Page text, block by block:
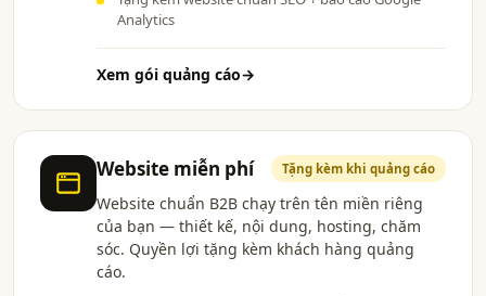
Analytics
Xem gói quảng cáo→
Website miễn phí Tặng kèm khi quảng cáo
Website chuẩn B2B chạy trên tên miền riêng
của bạn — thiết kế, nội dung, hosting, chăm
sóc. Quyền lợi tặng kèm khách hàng quảng
cáo.